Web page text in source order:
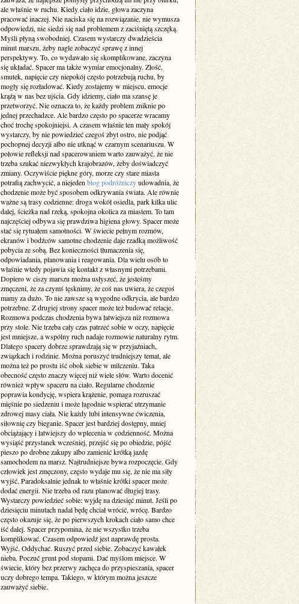
ale właśnie w ruchu. Kiedy ciało idzie, głowa zaczyna
pracować inaczej. Nie naciska się na rozwiązanie, nie wymusza
odpowiedzi, nie siedzi się nad problemem z zaciśniętą szczęką.
Myśli płyną swobodniej. Czasem wystarczy dwadzieścia
minut marszu, żeby nagle zobaczyć sprawę z innej
perspektywy. To, co wydawało się skomplikowane, zaczyna
się układać. Spacer ma także wymiar emocjonalny. Złość,
smutek, napięcie czy niepokój często potrzebują ruchu, by
mogły się rozładować. Kiedy zostajemy w miejscu, emocje
krążą w nas bez ujścia. Gdy idziemy, ciało ma szansę je
przetworzyć. Nie oznacza to, że każdy problem zniknie po
jednej przechadzce. Ale bardzo często po spacerze wracamy
choć trochę spokojniejsi. A czasem właśnie ten mały spokój
wystarczy, by nie powiedzieć czegoś zbyt ostro, nie podjąć
pochopnej decyzji albo nie utknąć w czarnym scenariuszu. W
połowie refleksji nad spacerowaniem warto zauważyć, że nie
trzeba szukać niezwykłych krajobrazów, żeby doświadczyć
zmiany. Oczywiście piękne góry, morze czy stare miasta
potrafią zachwycić, a niejeden blog podróżniczyudowadnia, że
chodzenie może być sposobem odkrywania świata. Ale równie
ważne są trasy codzienne: droga wokół osiedla, park kilka ulic
dalej, ścieżka nad rzeką, spokojna okolica za miastem. To tam
najczęściej odbywa się prawdziwa higiena głowy. Spacer może
stać się rytuałem samotności. W świecie pełnym rozmów,
ekranów i bodźców samotne chodzenie daje rzadką możliwość
pobycia ze sobą. Bez konieczności tłumaczenia się,
odpowiadania, planowania i reagowania. Dla wielu osób to
właśnie wtedy pojawia się kontakt z własnymi potrzebami.
Dopiero w ciszy marszu można usłyszeć, że jesteśmy
zmęczeni, że za czymś tęsknimy, że coś nas uwiera, że czegoś
mamy za dużo. To nie zawsze są wygodne odkrycia, ale bardzo
potrzebne. Z drugiej strony spacer może też budować relacje.
Rozmowa podczas chodzenia bywa łatwiejsza niż rozmowa
przy stole. Nie trzeba cały czas patrzeć sobie w oczy, napięcie
jest mniejsze, a wspólny ruch nadaje rozmowie naturalny rytm.
Dlatego spacery dobrze sprawdzają się w przyjaźniach,
związkach i rodzinie. Można poruszyć trudniejszy temat, ale
można też po prostu iść obok siebie w milczeniu. Taka
obecność często znaczy więcej niż wiele słów. Warto docenić
również wpływ spaceru na ciało. Regularne chodzenie
poprawia kondycję, wspiera krążenie, pomaga rozruszać
mięśnie po siedzeniu i może łagodnie wspierać utrzymanie
zdrowej masy ciała. Nie każdy lubi intensywne ćwiczenia,
siłownię czy bieganie. Spacer jest bardziej dostępny, mniej
obciążający i łatwiejszy do wplecenia w codzienność. Można
wysiąść przystanek wcześniej, przejść się po obiedzie, pójść
pieszo po drobne zakupy albo zamienić krótką jazdę
samochodem na marsz. Najtrudniejsze bywa rozpoczęcie. Gdy
człowiek jest zmęczony, często wydaje mu się, że nie ma siły
wyjść. Paradoksalnie jednak to właśnie krótki spacer może
dodać energii. Nie trzeba od razu planować długiej trasy.
Wystarczy powiedzieć sobie: wyjdę na dziesięć minut. Jeśli po
dziesięciu minutach nadal będę chciał wrócić, wrócę. Bardzo
często okazuje się, że po pierwszych krokach ciało samo chce
iść dalej. Spacer przypomina, że nie wszystko trzeba
komplikować. Czasem odpowiedź jest naprawdę prosta.
Wyjść. Oddychać. Ruszyć przed siebie. Zobaczyć kawałek
nieba. Poczuć grunt pod stopami. Dać myślom miejsce. W
świecie, który bez przerwy zachęca do przyspieszania, spacer
uczy dobrego tempa. Takiego, w którym można jeszcze
zauważyć siebie.